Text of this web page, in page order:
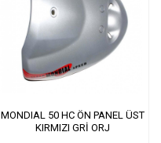
MONDIAL 50 HC ÖN PANEL ÜST
KIRMIZI GRİ ORJ